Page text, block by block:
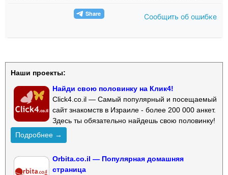
Сообщить об ошибке
Наши проекты:
Найди свою половинку на Клик4!
Click4.co.il — Самый популярный и посещаемый
сайт знакомств в Израиле - более 200 000 анкет.
Здесь ты обязательно найдешь свою половинку!
Подробнее →
Orbita.co.il — Популярная домашняя
страница